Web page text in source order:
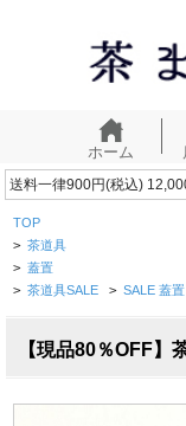
ホーム
送料一律900円(税込)
TOP
> 茶道具
> 蓋置
> 茶道具SALE > SALE 蓋置
【現品80％OFF】